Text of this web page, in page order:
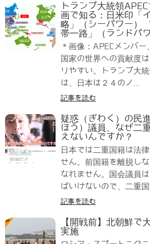
トランプ大統領
画で知る：日米印「
略」（シーパワー）
帯一路」（ランドパワ
＊画像：APECメンバー
国家の世界への貢献度
りやすい。トランプ大
は、日本は２４のノ...
記事を読む
疑惑（ぎわく）の民
ほう）議員、なぜ二
えないんですか？
日本では二重国籍は法
せん。前国籍を離脱し
なれません。国会議員
ばいけないので、二重国
記事を読む
【開戦前】北朝鮮で
実施